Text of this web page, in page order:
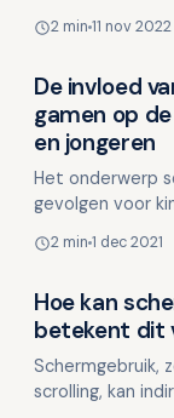
g…
2 min 11 nov 2022
Kinderen en
De invloed
gamen op
en jongeren
Het onderwerp
gevolgen voor
2 min 1 dec 2021
Kinderen en
Hoe kan
betekent dit
Schermgebruik,
scrolling, kan